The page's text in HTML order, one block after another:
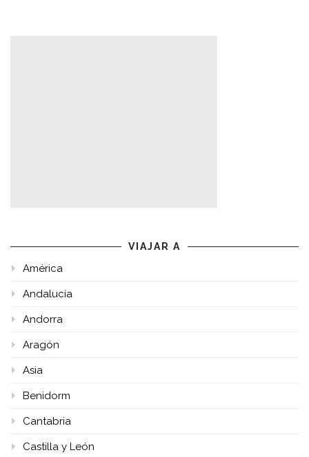
VIAJAR A
América
Andalucía
Andorra
Aragón
Asia
Benidorm
Cantabria
Castilla y León